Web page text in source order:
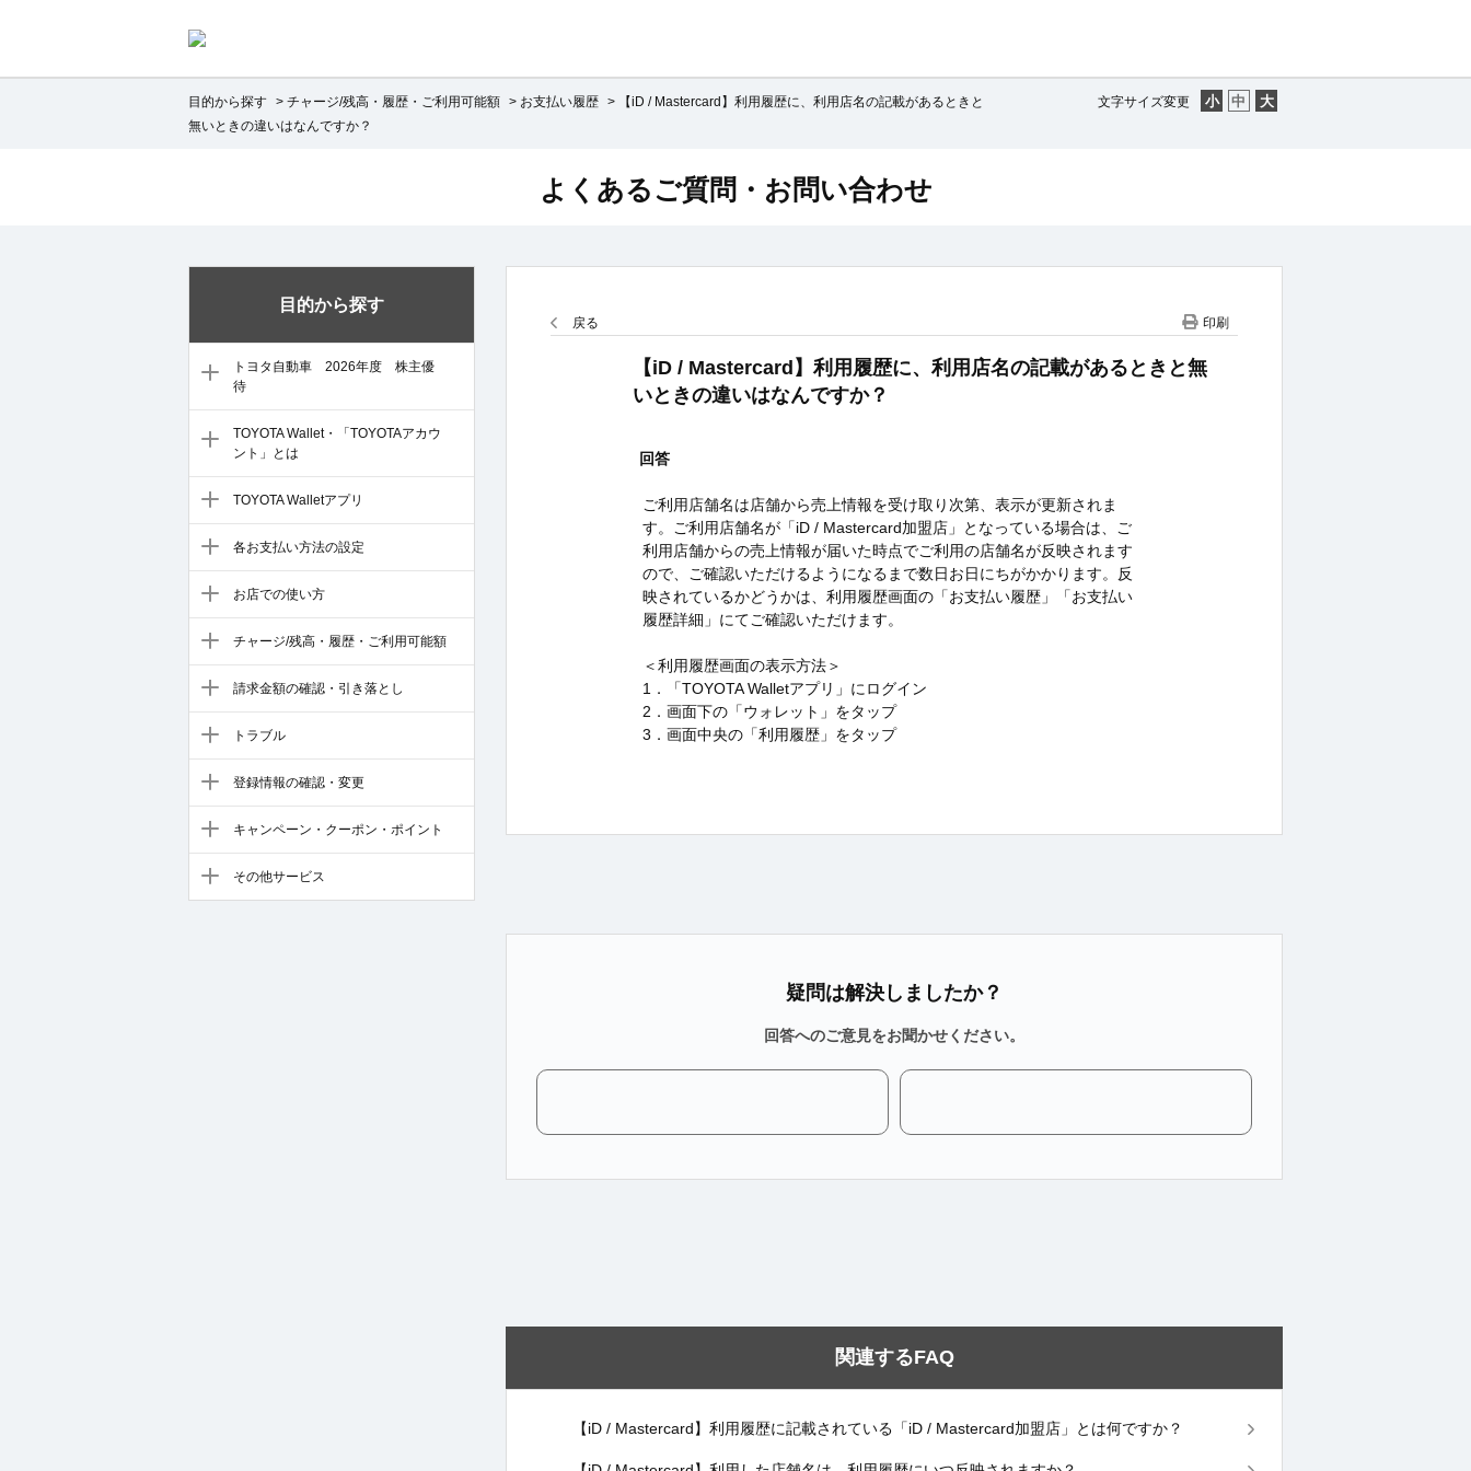
文字サイズ変更
目的から探す > チャージ/残高・履歴・ご利用可能額 > お支払い履歴 >
【iD / Mastercard】利用履歴に、利用店名の記載があるときと
無いときの違いはなんですか？
目的から探す
トヨタ自動車 2026年度 株主優
待
TOYOTA Wallet・「TOYOTAアカウ
ント」とは
TOYOTA Walletアプリ
各お支払い方法の設定
お店での使い方
チャージ/残高・履歴・ご利用可能額
請求金額の確認・引き落とし
トラブル
登録情報の確認・変更
キャンペーン・クーポン・ポイント
その他サービス
よくあるご質問・お問い合わせ
戻る 印刷
【iD / Mastercard】利用履歴に、利用店名の記載があるときと無
いときの違いはなんですか？
回答
ご利用店舗名は店舗から売上情報を受け取り次第、表示が更新されま
す。ご利用店舗名が「iD / Mastercard加盟店」となっている場合は、ご
利用店舗からの売上情報が届いた時点でご利用の店舗名が反映されます
ので、ご確認いただけるようになるまで数日お日にちがかかります。反
映されているかどうかは、利用履歴画面の「お支払い履歴」「お支払い
履歴詳細」にてご確認いただけます。
＜利用履歴画面の表示方法＞
1．「TOYOTA Walletアプリ」にログイン
2．画面下の「ウォレット」をタップ
3．画面中央の「利用履歴」をタップ
疑問は解決しましたか？
回答へのご意見をお聞かせください。
関連するFAQ
【iD / Mastercard】利用履歴に記載されている「iD / Mastercard加盟店」とは何ですか？